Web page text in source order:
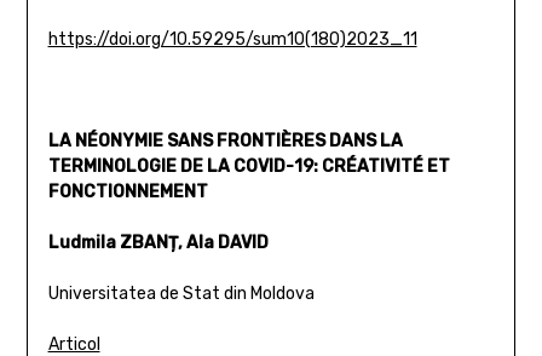
https://doi.org/10.59295/sum10(180)2023_11
LA NÉONYMIE SANS FRONTIÈRES DANS LA
TERMINOLOGIE DE LA COVID-19: CRÉATIVITÉ ET
FONCTIONNEMENT
Ludmila ZBANȚ, Ala DAVID
Universitatea de Stat din Moldova
Articol